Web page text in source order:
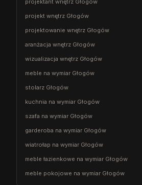
projekt wnętrz Głogów
projektowanie wnętrz Głogów
aranżacja wnętrz Głogów
wizualizacja wnętrz Głogów
meble na wymiar Głogów
stolarz Głogów
kuchnia na wymiar Głogów
szafa na wymiar Głogów
garderoba na wymiar Głogów
wiatrołap na wymiar Głogów
meble łazienkowe na wymiar Głogów
meble pokojowe na wymiar Głogów